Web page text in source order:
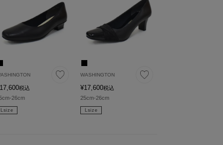
17,600税込
26cm
Lsize
WASHINGTON
¥17,600税込
25cm-26cm
Lsize